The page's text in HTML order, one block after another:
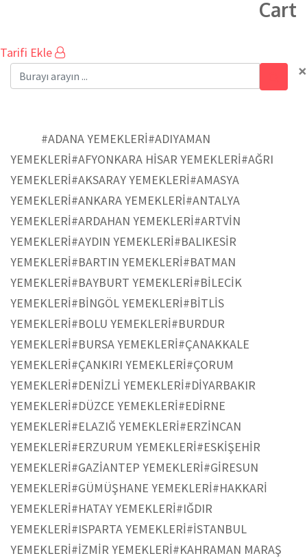
Cart
Tarifi Ekle
×
#ADANA YEMEKLERİ#ADIYAMAN
YEMEKLERİ#AFYONKARA HİSAR YEMEKLERİ#AĞRI
YEMEKLERİ#AKSARAY YEMEKLERİ#AMASYA
YEMEKLERİ#ANKARA YEMEKLERİ#ANTALYA
YEMEKLERİ#ARDAHAN YEMEKLERİ#ARTVİN
YEMEKLERİ#AYDIN YEMEKLERİ#BALIKESİR
YEMEKLERİ#BARTIN YEMEKLERİ#BATMAN
YEMEKLERİ#BAYBURT YEMEKLERİ#BİLECİK
YEMEKLERİ#BİNGÖL YEMEKLERİ#BİTLİS
YEMEKLERİ#BOLU YEMEKLERİ#BURDUR
YEMEKLERİ#BURSA YEMEKLERİ#ÇANAKKALE
YEMEKLERİ#ÇANKIRI YEMEKLERİ#ÇORUM
YEMEKLERİ#DENİZLİ YEMEKLERİ#DİYARBAKIR
YEMEKLERİ#DÜZCE YEMEKLERİ#EDİRNE
YEMEKLERİ#ELAZIĞ YEMEKLERİ#ERZİNCAN
YEMEKLERİ#ERZURUM YEMEKLERİ#ESKİŞEHİR
YEMEKLERİ#GAZİANTEP YEMEKLERİ#GİRESUN
YEMEKLERİ#GÜMÜŞHANE YEMEKLERİ#HAKKARİ
YEMEKLERİ#HATAY YEMEKLERİ#IĞDIR
YEMEKLERİ#ISPARTA YEMEKLERİ#İSTANBUL
YEMEKLERİ#İZMİR YEMEKLERİ#KAHRAMAN MARAŞ